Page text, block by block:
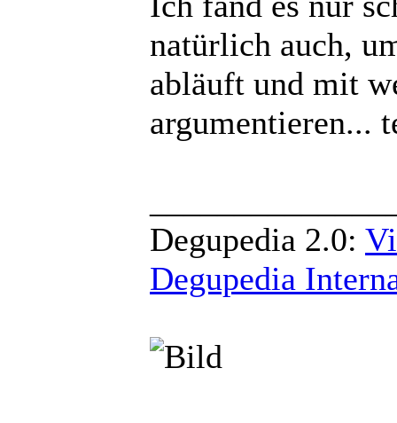
natürlich auch,
abläuft und mit
argumentieren...
Degupedia 2.0:
Degupedia